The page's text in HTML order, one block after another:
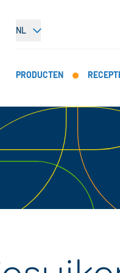
NL
PRODUCTEN